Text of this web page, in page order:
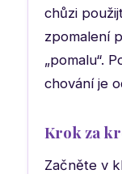
chůzi
zpomalení
„pomalu“.
chování je
Krok za
Začněte v